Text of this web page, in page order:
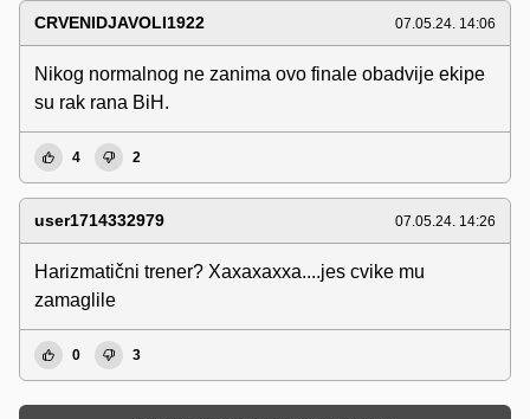
CRVENIDJAVOLI1922 07.05.24. 14:06
Nikog normalnog ne zanima ovo finale obadvije ekipe
su rak rana BiH.
4 2
user1714332979 07.05.24. 14:26
Harizmatični trener? Xaxaxaxxa....jes cvike mu
zamaglile
0 3